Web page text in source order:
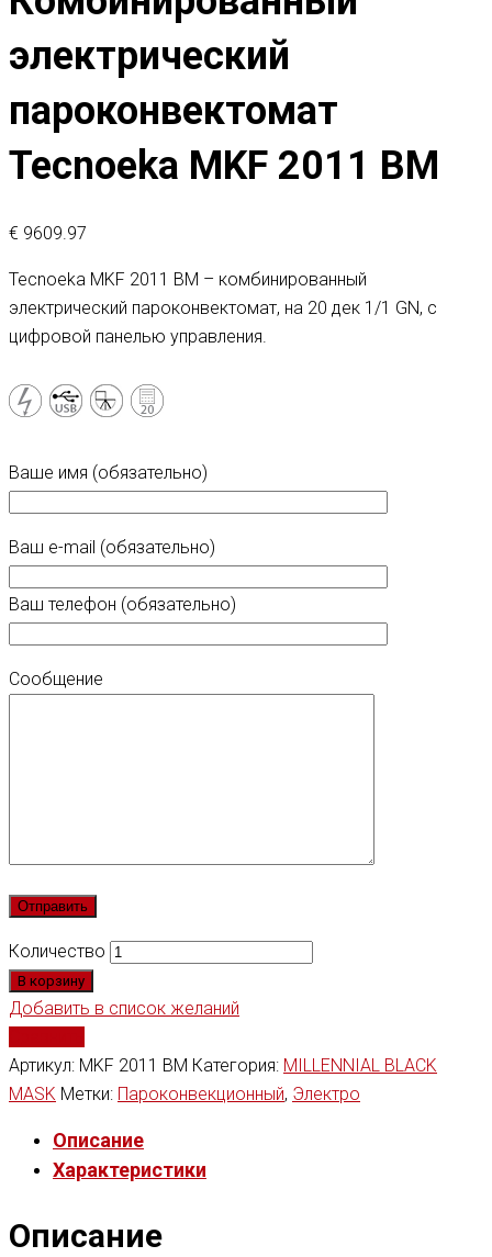
электрический
пароконвектомат
Tecnoeka MKF 2011 BM
€ 9609.97
Tecnoeka MKF 2011 BM – комбинированный
электрический пароконвектомат, на 20 дек 1/1 GN, с
цифровой панелью управления.
Ваше имя (обязательно)
Ваш e-mail (обязательно)
Ваш телефон (обязательно)
Сообщение
Количество
В корзину
Добавить в список желаний
Артикул: MKF 2011 BM Категория: MILLENNIAL BLACK
MASK Метки: Пароконвекционный, Электро
Описание
Характеристики
Описание